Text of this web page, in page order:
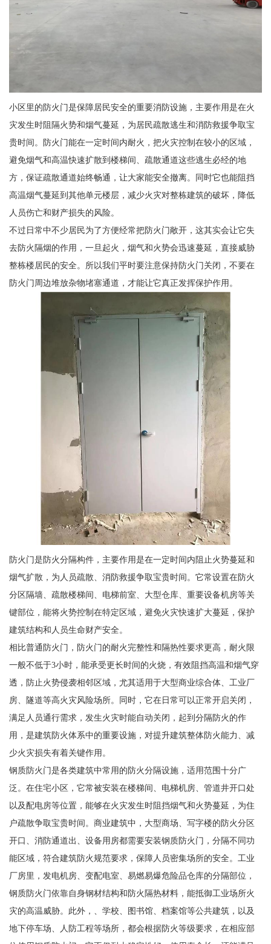
小区里的防火门是保障居民安全的重要消防设施，主要作用是在火
灾发生时阻隔火势和烟气蔓延，为居民疏散逃生和消防救援争取宝
贵时间。防火门能在一定时间内耐火，把火灾控制在较小的区域，
避免烟气和高温快速扩散到楼梯间、疏散通道这些逃生必经的地
方，保证疏散通道始终畅通，让大家能安全撤离。同时它也能阻挡
高温烟气蔓延到其他单元楼层，减少火灾对整栋建筑的破坏，降低
人员伤亡和财产损失的风险。
不过日常中不少居民为了方便经常把防火门敞开，这其实会让它失
去防火隔烟的作用，一旦起火，烟气和火势会迅速蔓延，直接威胁
整栋楼居民的安全。所以我们平时要注意保持防火门关闭，不要在
防火门周边堆放杂物堵塞通道，才能让它真正发挥保护作用。
防火门是防火分隔构件，主要作用是在一定时间内阻止火势蔓延和
烟气扩散，为人员疏散、消防救援争取宝贵时间。它常设置在防火
分区隔墙、疏散楼梯间、电梯前室、大型仓库、重要设备机房等关
键部位，能将火势控制在特定区域，避免火灾快速扩大蔓延，保护
建筑结构和人员生命财产安全。
相比普通防火门，防火门的耐火完整性和隔热性要求更高，耐火限
一般不低于3小时，能承受更长时间的火烧，有效阻挡高温和烟气穿
透，防止火势侵袭相邻区域，尤其适用于大型商业综合体、工业厂
房、隧道等高火灾风险场所。同时，它在日常可以正常开启关闭，
满足人员通行需求，发生火灾时能自动关闭，起到分隔防火的作
用，是建筑防火体系中的重要设施，对提升建筑整体防火能力、减
少火灾损失有着关键作用。
钢质防火门是各类建筑中常用的防火分隔设施，适用范围十分广
泛。在住宅小区，它常被安装在楼梯间、电梯机房、管道井开口处
以及配电房等位置，能够在火灾发生时阻挡烟气和火势蔓延，为住
户疏散争取宝贵时间。商业建筑中，大型商场、写字楼的防火分区
开口、消防通道出、设备用房都需要安装钢质防火门，分隔不同功
能区域，符合建筑防火规范要求，保障人员密集场所的安全。工业
厂房里，发电机房、变配电室、易燃易爆危险品仓库的分隔部位，
钢质防火门依靠自身钢材结构和防火隔热材料，能抵御工业场所火
灾的高温威胁。此外，、学校、图书馆、档案馆等公共建筑，以及
地下停车场、人防工程等场所，都会根据防火等级要求，在相应部